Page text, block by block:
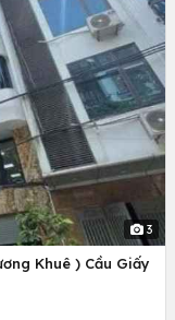
3
Khuê ) Cầu Giấy